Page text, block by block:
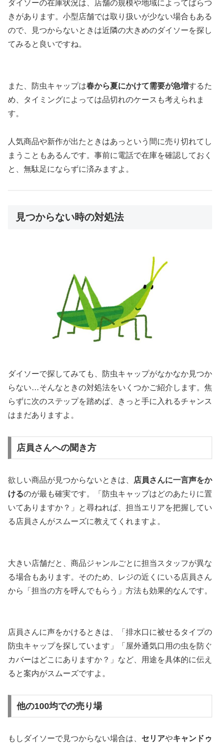
ダイソーの在庫状況は、店舗の規模や地域によってばらつ
きがあります。小型店舗では取り扱いが少ない場合もある
ので、見つからないときは近隣の大きめのダイソーを探し
てみると良いですね。
また、防虫キャップは春から夏にかけて需要が急増するた
め、タイミングによっては品切れのケースも考えられま
す。
人気商品や新作が出たときはあっという間に売り切れてし
まうこともあるんです。事前に電話で在庫を確認しておく
と、無駄足にならずに済みますよ。
見つからない時の対処法
ダイソーで探してみても、防虫キャップがなかなか見つか
らない…そんなときの対処法をいくつかご紹介します。焦
らずに次のステップを踏めば、きっと手に入れるチャンス
はまだありますよ。
店員さんへの聞き方
欲しい商品が見つからないときは、
店員さんに一言声をか
けるのが最も確実です。「防虫キャップはどのあたりに置
いてありますか？」と尋ねれば、担当エリアを把握してい
る店員さんがスムーズに教えてくれますよ。
大きい店舗だと、商品ジャンルごとに担当スタッフが異な
る場合もあります。そのため、レジの近くにいる店員さん
から「担当の方を呼んでもらう」方法も効果的なんです。
店員さんに声をかけるときは、「排水口に被せるタイプの
防虫キャップを探しています」「屋外通気口用の虫を防ぐ
カバーはどこにありますか？」など、用途を具体的に伝え
ると案内がスムーズですよ。
他の100均での売り場
もしダイソーで見つからない場合は、 セリアやキャンドゥ